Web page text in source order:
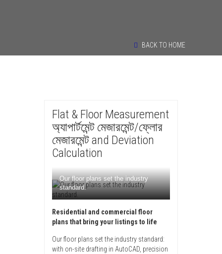
BACK TO HOME
Flat & Floor Measurement
অ্যাপার্টমেন্ট মেজারমেন্ট/ফ্লোর
মেজারমেন্ট and Deviation
Calculation
Our floor plans set the industry
standard.
Residential and commercial floor
plans that bring your listings to life
Our floor plans set the industry standard:
with on-site drafting in AutoCAD, precision